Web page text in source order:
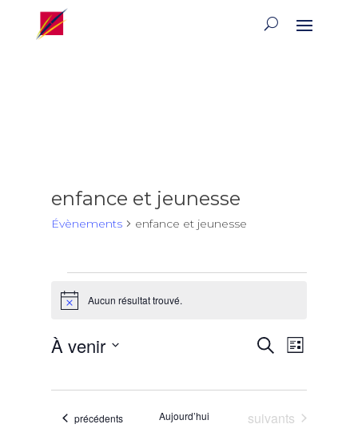
enfance et jeunesse
Évènements enfance et jeunesse
NoticeAucun résultat trouvé.
vues
Recherche
de
Liste
À venir
Évènements
précédents Aujourd’hui Évènements
suivants